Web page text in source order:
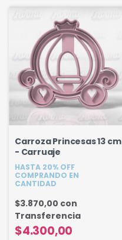
Carroza Princesas 13 cm
- Carruaje
HASTA 20% OFF
COMPRANDO EN
CANTIDAD
$4.300,00
$3.870,00 con
Transferencia